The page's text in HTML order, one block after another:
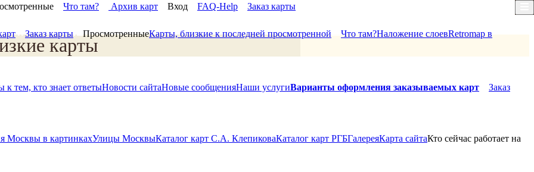
Что там? Архив карт Вход FAQ-Help Заказ карты ×
Заказ карты ПросмотренныеКарты, близкие к последней просмотренной Что там?Наложение слоевRetromap в
к тем, кто знает ответыНовости сайтаНовые сообщенияНаши услугиВарианты оформления заказываемых карт
Заказ
Москвы в картинкахУлицы МосквыКаталог карт С.А. КлепиковаКаталог карт РГБГалереяКарта сайтаКто сейчас работает на
карты